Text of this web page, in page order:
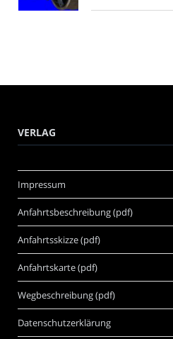
VERLAG
Impressum
Anfahrtsbeschreibung (pdf)
Anfahrtsskizze (pdf)
Anfahrtskarte (pdf)
Wegbeschreibung (pdf)
Datenschutzerklärung